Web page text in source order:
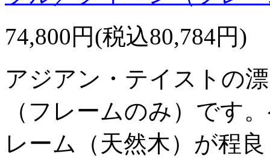
74,800円(税込80,784円)
アジアン・テイストの
（フレームのみ）です
レーム（天然木）が程